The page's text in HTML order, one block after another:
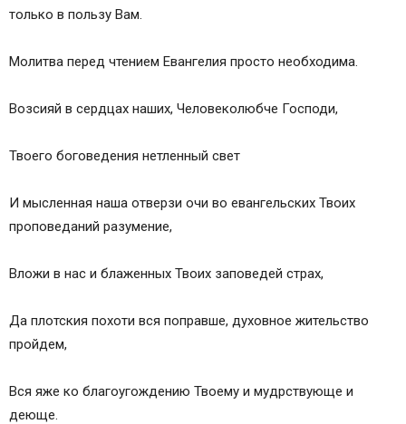
только в пользу Вам.
Молитва перед чтением Евангелия просто необходима.
Возсияй в сердцах наших, Человеколюбче Господи,
Твоего боговедения нетленный свет
И мысленная наша отверзи очи во евангельских Твоих
проповеданий разумение,
Вложи в нас и блаженных Твоих заповедей страх,
Да плотския похоти вся поправше, духовное жительство
пройдем,
Вся яже ко благоугождению Твоему и мудрствующе и
деюще.